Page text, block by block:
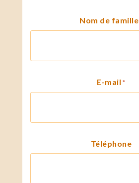
Nom de famille
E-mail *
Téléphone